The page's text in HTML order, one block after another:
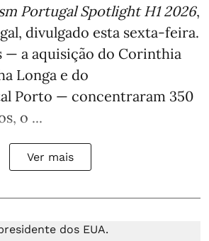
Portugal Spotlight H1 2026,
divulgado esta sexta-feira.
— a aquisição do Corinthia
Longa e do
Porto — concentraram 350
o ...
Ver mais